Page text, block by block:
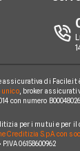
assicurativa di Facile.it
unico, broker
con numero
per i mutui e per il
Creditizia S.p.A. con
06158600962